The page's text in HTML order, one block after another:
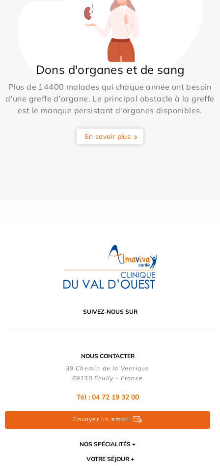
Dons d'organes et de sang
Plus de 14400 malades qui chaque année ont besoin
d'une greffe d'organe. Le principal obstacle à la greffe
est le manque persistant d'organes disponibles.
En savoir plus
SUIVEZ-NOUS SUR
NOUS CONTACTER
39 Chemin de la Vernique
69130 Écully - France
Tél : 04 72 19 32 00
Envoyer un email
NOS SPÉCIALITÉS
VOTRE SÉJOUR